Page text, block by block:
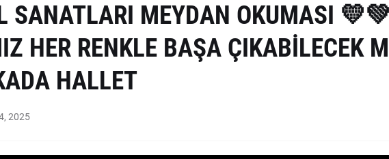
SANATLARI MEYDAN OKUMASI 💛💚
HER RENKLE BAŞA ÇIKABİLECEK
HALLET
2025